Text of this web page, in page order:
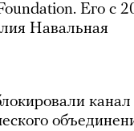
Его с
Навальная
канал